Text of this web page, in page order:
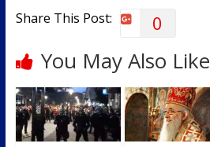
Share This Post: 0
You May Also Like